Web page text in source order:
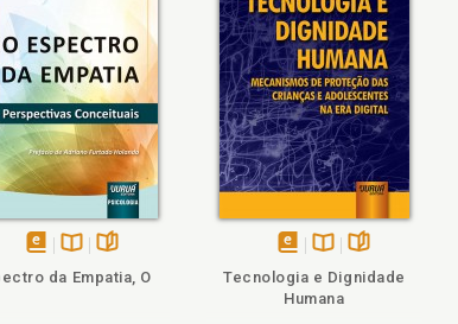
disponível
da Empatia, O
disponível
em
Disponível
páginas
Tecnologia e Dignidade
Humana
Folheie